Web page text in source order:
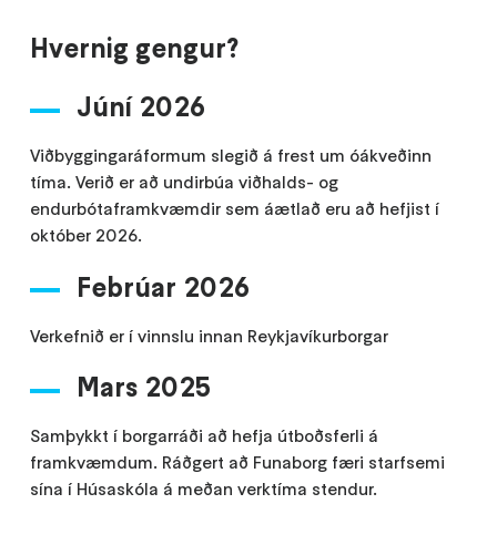
Hvernig gengur?
Júní 2026
Viðbyggingaráformum slegið á frest um óákveðinn
tíma. Verið er að undirbúa viðhalds- og
endurbótaframkvæmdir sem áætlað eru að hefjist í
október 2026.
Febrúar 2026
Verkefnið er í vinnslu innan Reykjavíkurborgar
Mars 2025
Samþykkt í borgarráði að hefja útboðsferli á
framkvæmdum. Ráðgert að Funaborg færi starfsemi
sína í Húsaskóla á meðan verktíma stendur.